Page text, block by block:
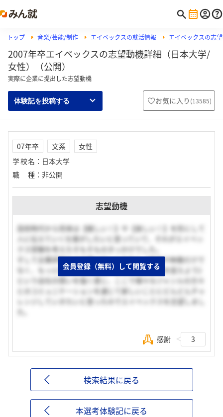
トップ 音楽/芸能/制作 エイベックスの就活情報 エイベックスの志
2007年卒エイベックスの志望動機詳細（日本大学/
女性）（公開）
実際に企業に提出した志望動機
体験記を投稿する お気に入り (13585)
07年卒 文系
女性
学校名 ： 日本大学
職種 ： 非公開
志望動機
高校時代から将来は【嬉しい！】や【楽しい！】を形にして
人に伝えていく仕事がしたいと思っていて、それがエイベッ
クス受験を考えたそもそものきっかけでした。
そして企業研究などで調べていくうちに《音楽や映像だけで
なく、もっと幅広い視野でエンターテイメントを捉えよう》
という会社の想いを強く感じ、ここで様々なジャンルの方々
とのコミュニケーションを通じて新しいことにどんどんチャ
レンジしていきたいと思ったのでエイベックスを志望しまし
会員登録（無料）して閲覧する
感謝 3
検索結果に戻る
本選考体験記に戻る